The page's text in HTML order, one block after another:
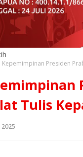
Kepemimpinan Presiden
Tulis